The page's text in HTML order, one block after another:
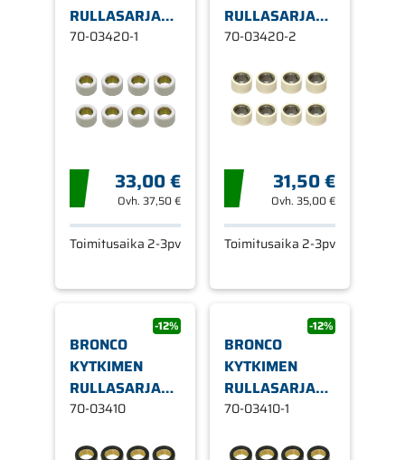
RULLASARJA
SUZUKI
70-03420-1
33,00 €
Ovh. 37,50 €
Toimitusaika 2-3pv
RULLASARJA
SUZUKI
70-03420-2
31,50 €
Ovh.35,00 €
Toimitusaika 2-3pv
-12%
BRONCO
KYTKIMEN
RULLASARJA
YAMAHA
70-03410
-12%
BRONCO
KYTKIMEN
RULLASARJA
YAMAHA
70-03410-1